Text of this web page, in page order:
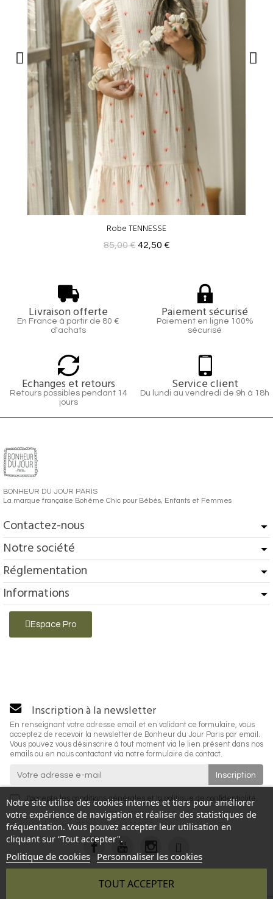
Robe TENNESSE
85,00 € 42,50 €
Livraison offerte
En France à partir de 80 €
d'achats
Paiement sécurisé
Paiement en ligne 100%
sécurisé
Echanges et retours
Retours possibles pendant 14
jours
Service client
Du lundi au vendredi de 9h à 18h
BONHEUR DU JOUR PARIS
La marque française Bohème Chic pour Bébés, Enfants et Femmes
Contactez-nous
Notre société
Réglementation
Informations
Espace Pro
Notre site utilise des cookies internes et tiers pour améliorer
votre expérience de navigation et réaliser des statistiques de
fréquentation. Vous pouvez accepter leur utilisation en
cliquant sur “Tout accepter".
Politique de cookies Personnaliser les cookies
TOUT ACCEPTER
Inscription à la newsletter
En renseignant votre adresse email et en validant ce formulaire, vous
acceptez de recevoir la newsletter de Bonheur du Jour Paris par email.
Vous pouvez vous désinscrire à tout moment via le lien présent dans nos
emails ou en nous contactant via notre formulaire de contact.
J'accepte les conditions générales et la politique de confidentialité.